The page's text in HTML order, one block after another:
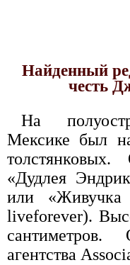
Найденный
честь
На
Мексике был
«Дудлея
или «Живучка
liveforever).
агентства